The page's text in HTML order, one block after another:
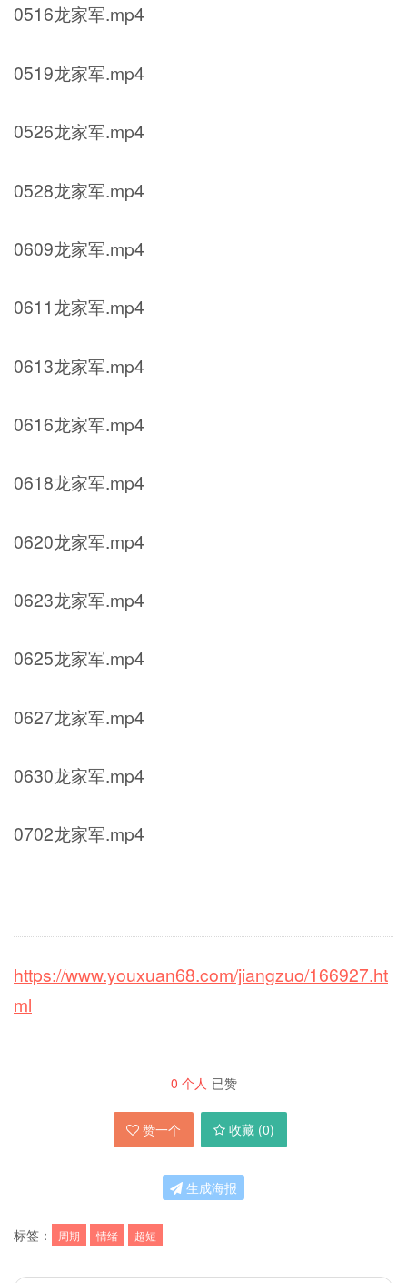
0516龙家军.mp4
0519龙家军.mp4
0526龙家军.mp4
0528龙家军.mp4
0609龙家军.mp4
0611龙家军.mp4
0613龙家军.mp4
0616龙家军.mp4
0618龙家军.mp4
0620龙家军.mp4
0623龙家军.mp4
0625龙家军.mp4
0627龙家军.mp4
0630龙家军.mp4
0702龙家军.mp4
https://www.youxuan68.com/jiangzuo/166927.ht
ml
0 个人 已赞
赞一个 收藏 (0)
生成海报
标签： 周期 情绪 超短